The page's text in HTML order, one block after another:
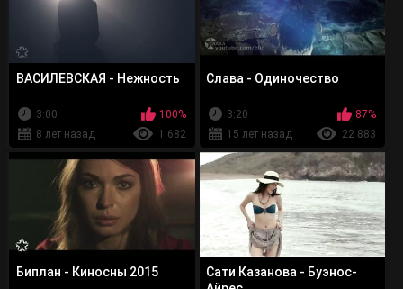
ВАСИЛЕВСКАЯ - Нежность
3:00
100%
8 лет назад
1 682
Слава - Одиночество
3:20
87%
15 лет назад
22 883
Биплан - Киносны 2015
Сати Казанова - Буэнос-